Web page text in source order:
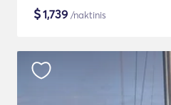
$1,739 /naktinis